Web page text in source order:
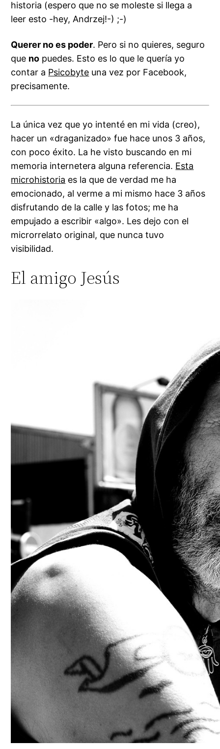
historia (espero que no se moleste si llega a
leer esto -hey, Andrzej!-) ;-)
Querer no es poder. Pero si no quieres, seguro
que no puedes. Esto es lo que le quería yo
contar a Psicobyte una vez por Facebook,
precisamente.
La única vez que yo intenté en mi vida (creo),
hacer un «draganizado» fue hace unos 3 años,
con poco éxito. La he visto buscando en mi
memoria internetera alguna referencia. Esta
microhistoria es la que de verdad me ha
emocionado, al verme a mi mismo hace 3 años
disfrutando de la calle y las fotos; me ha
empujado a escribir «algo». Les dejo con el
microrrelato original, que nunca tuvo
visibilidad.
El amigo Jesús